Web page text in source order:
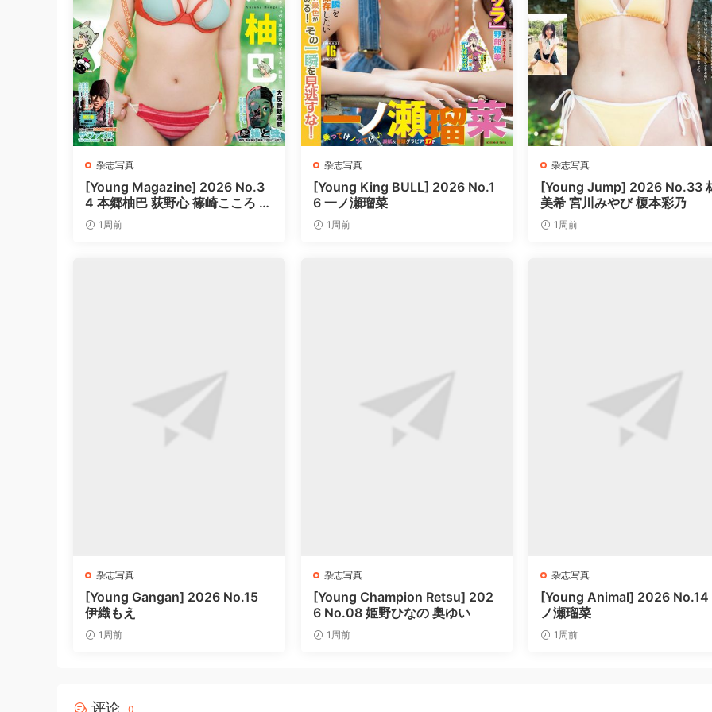
杂志写真
[Young Magazine] 2026 No.3
4 本郷柚巴 荻野心 篠崎こころ 上
ノ堀結愛
1周前
杂志写真
[Young King BULL] 2026 No.1
6 一ノ瀬瑠菜
1周前
杂志写真
[Young Jump] 2026 No.33
美希 宮川みやび 榎本彩乃
1周前
杂志写真
[Young Gangan] 2026 No.15
伊織もえ
1周前
杂志写真
[Young Champion Retsu] 202
6 No.08 姫野ひなの 奥ゆい
1周前
杂志写真
[Young Animal] 2026 No.14
ノ瀬瑠菜
1周前
评论 0